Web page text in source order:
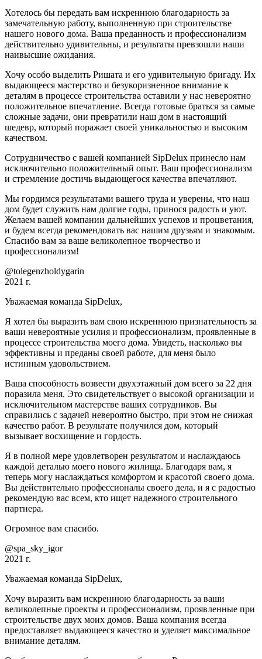
Хотелось бы передать вам искреннюю благодарность за
замечательную работу, выполненную при строительстве
нашего нового дома. Ваша преданность и профессионализм
действительно удивительны, и результаты превзошли наши
наивысшие ожидания.
Хочу особо выделить Ришата и его удивительную бригаду. Их
выдающееся мастерство и безукоризненное внимание к
деталям в процессе строительства оставили у нас невероятно
положительное впечатление. Всегда готовые браться за самые
сложные задачи, они превратили наш дом в настоящий
шедевр, который поражает своей уникальностью и высоким
качеством.
Сотрудничество с вашей компанией SipDelux принесло нам
исключительно положительный опыт. Ваш профессионализм
и стремление достичь выдающегося качества впечатляют.
Мы гордимся результатами вашего труда и уверены, что наш
дом будет служить нам долгие годы, принося радость и уют.
Желаем вашей компании дальнейших успехов и процветания,
и будем всегда рекомендовать вас нашим друзьям и знакомым.
Спасибо вам за ваше великолепное творчество и
профессионализм!
@tolegenzholdygarin
2021 г.
Уважаемая команда SipDelux,
Я хотел бы выразить вам свою искреннюю признательность за
ваши невероятные усилия и профессионализм, проявленные в
процессе строительства моего дома. Увидеть, насколько вы
эффективны и преданы своей работе, для меня было
истинным удовольствием.
Ваша способность возвести двухэтажный дом всего за 22 дня
поразила меня. Это свидетельствует о высокой организации и
исключительном мастерстве ваших сотрудников. Вы
справились с задачей невероятно быстро, при этом не снижая
качество работ. В результате получился дом, который
вызывает восхищение и гордость.
Я в полной мере удовлетворен результатом и наслаждаюсь
каждой деталью моего нового жилища. Благодаря вам, я
теперь могу наслаждаться комфортом и красотой своего дома.
Вы действительно профессионалы своего дела, и я с радостью
рекомендую вас всем, кто ищет надежного строительного
партнера.
Огромное вам спасибо.
@spa_sky_igor
2021 г.
Уважаемая команда SipDelux,
Хочу выразить вам искреннюю благодарность за ваши
великолепные проекты и профессионализм, проявленные при
строительстве двух моих домов. Ваша компания всегда
предоставляет выдающееся качество и уделяет максимальное
внимание деталям.